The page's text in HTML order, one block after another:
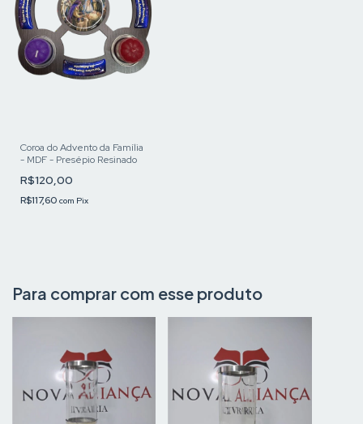
Coroa do Advento da Família
- MDF - Presépio Resinado
R$120,00
R$117,60 com Pix
Para comprar com esse produto